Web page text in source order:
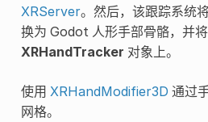
XRServer。然后，该跟踪系统
换为 Godot 人形手部骨骼，并
XRHandTracker 对象上。
使用 XRHandModifier3D 通过
网格。